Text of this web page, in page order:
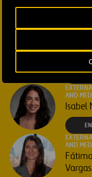
CONTACTA CON
HEAD
Ana
AND
Isabel
AND
Vargas